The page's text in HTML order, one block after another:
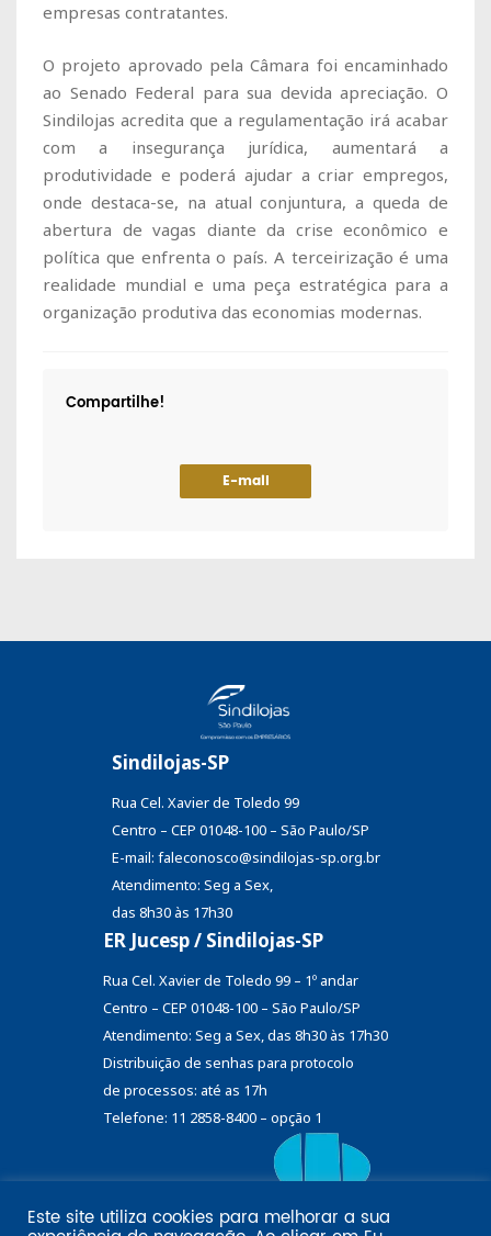
empresas contratantes.
O projeto aprovado pela Câmara foi encaminhado
ao Senado Federal para sua devida apreciação. O
Sindilojas acredita que a regulamentação irá acabar
com a insegurança jurídica, aumentará a
produtividade e poderá ajudar a criar empregos,
onde destaca-se, na atual conjuntura, a queda de
abertura de vagas diante da crise econômico e
política que enfrenta o país. A terceirização é uma
realidade mundial e uma peça estratégica para a
organização produtiva das economias modernas.
Compartilhe!
E-mail
Sindilojas-SP
Rua Cel. Xavier de Toledo 99
Centro – CEP 01048-100 – São Paulo/SP
E-mail: faleconosco@sindilojas-sp.org.br
Atendimento: Seg a Sex,
das 8h30 às 17h30
ER Jucesp / Sindilojas-SP
Rua Cel. Xavier de Toledo 99 – 1º andar
Centro – CEP 01048-100 – São Paulo/SP
Atendimento: Seg a Sex, das 8h30 às 17h30
Distribuição de senhas para protocolo
de processos: até as 17h
Telefone: 11 2858-8400 – opção 1
Este site utiliza cookies para melhorar a sua